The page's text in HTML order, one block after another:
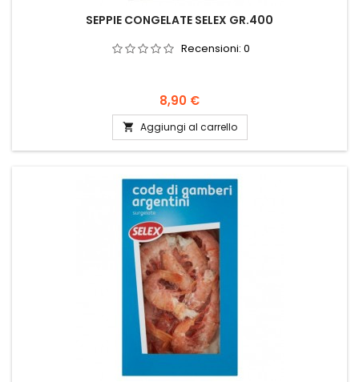
SEPPIE CONGELATE SELEX GR.400
Recensioni: 0
Prezzo
8,90 €
 Aggiungi al carrello